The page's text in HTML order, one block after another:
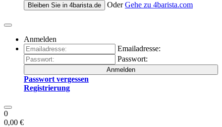
Bleiben Sie in 4barista.de Oder Gehe zu 4barista.com
Anmelden
Emailadresse:
Passwort:
Anmelden
Passwort vergessen
Registrierung
0
0,00 €